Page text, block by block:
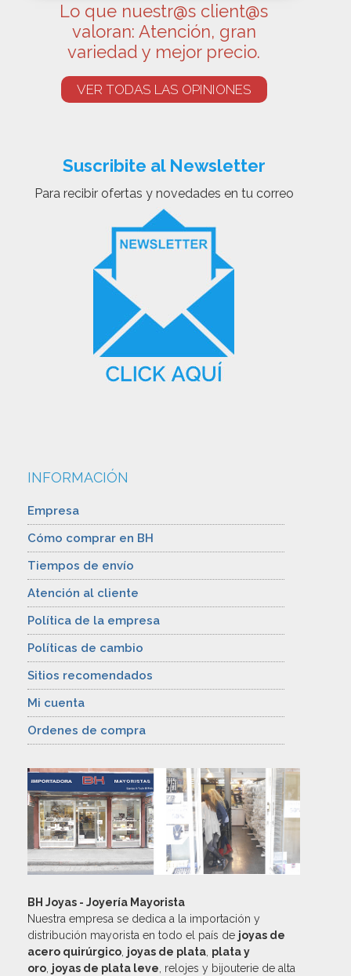
Lo que nuestr@s client@s
valoran: Atención, gran
variedad y mejor precio.
VER TODAS LAS OPINIONES
Suscribite al Newsletter
Para recibir ofertas y novedades en tu correo
INFORMACIÓN
Empresa
Cómo comprar en BH
Tiempos de envío
Atención al cliente
Política de la empresa
Políticas de cambio
Sitios recomendados
Mi cuenta
Ordenes de compra
BH Joyas - Joyería Mayorista
Nuestra empresa se dedica a la importación y
distribución mayorista en todo el país de joyas de
acero quirúrgico, joyas de plata, plata y
oro, joyas de plata leve, relojes y bijouterie de alta